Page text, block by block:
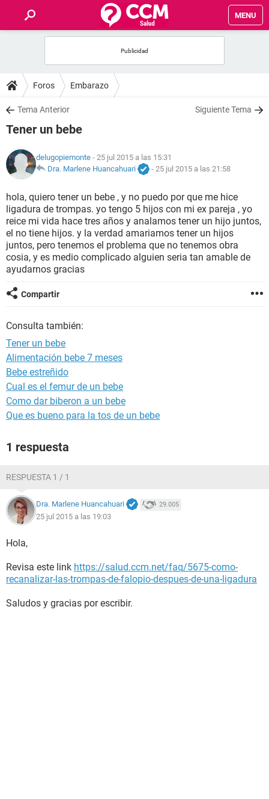
MENU
FOROS
SALUD
NUTRICIÓN
BIENESTAR
SEXUALIDAD
GLOSARIO
Foros Embarazo
Tema Anterior Siguiente Tema
Tener un bebe
delugopiemonte - 25 jul 2015 a las 15:31
Dra. Marlene Huancahuari
- 25 jul 2015 a las 21:58
hola, quiero tener un bebe , y no puedo por que me hice
ligadura de trompas. yo tengo 5 hijos con mi ex pareja , yo
reice mi vida hace tres años y analamos tener un hijo juntos,
el no tiene hijos. y la verdad amariamos tener un hijos
juntos, pero tenemos el problema que no tenemos obra
cosia, y es medio complicado alguien seria tan amable de
ayudarnos gracias
Compartir
Consulta también:
Tener un bebe
Alimentación bebe 7 meses
Bebe estreñido
Cual es el femur de un bebe
Como dar biberon a un bebe
Que es bueno para la tos de un bebe
1 respuesta
RESPUESTA 1 / 1
Dra. Marlene Huancahuari 29.005
25 jul 2015 a las 19:03
Hola,
Revisa este link https://salud.ccm.net/faq/5675-como-
recanalizar-las-trompas-de-falopio-despues-de-una-ligadura
Saludos y gracias por escribir.